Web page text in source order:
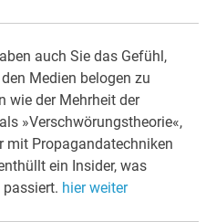
auch Sie das Gefühl,
Medien belogen zu
wie der Mehrheit der
»Verschwörungstheorie«,
mit Propagandatechniken
ein Insider, was
hier weiter